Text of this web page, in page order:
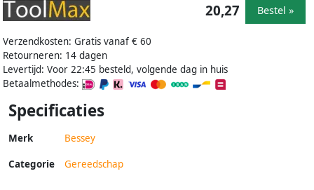
Verzendkosten: Gratis vanaf € 60
Retourneren: 14 dagen
Levertijd: Voor 22:45 besteld, volgende dag in huis
Betaalmethodes:
20,27 Bestel »
Specificaties
Merk Bessey
Categorie Gereedschap